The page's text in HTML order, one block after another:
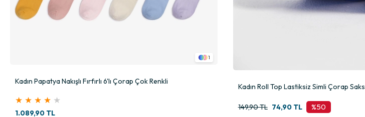
1
Kadın Papatya Nakışlı Fırfırlı 6'lı Çorap Çok Renkli
★ ★ ★ ★ ★
1.089,90 TL
Kadın Roll Top Lastiksiz Simli Çorap Saks
%50
74,90 TL
149,90 TL